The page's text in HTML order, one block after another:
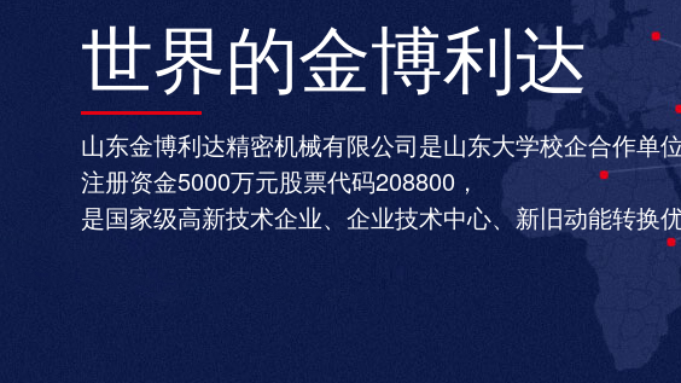
世界的金博利达
山东金博利达精密机械有限公司是山东大学校企合作单
注册资金5000万元股票代码208800，
是国家级高新技术企业、企业技术中心、新旧动能转换